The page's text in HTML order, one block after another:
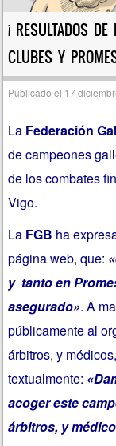
¡ RESULTADOS
CLUBES Y
Publicado el 17
La Federación
de campeones
de los combates
Vigo.
La FGB ha
página web, que:
y tanto en
asegurado». A
públicamente al
árbitros, y
textualmente:
acoger este
árbitros, y